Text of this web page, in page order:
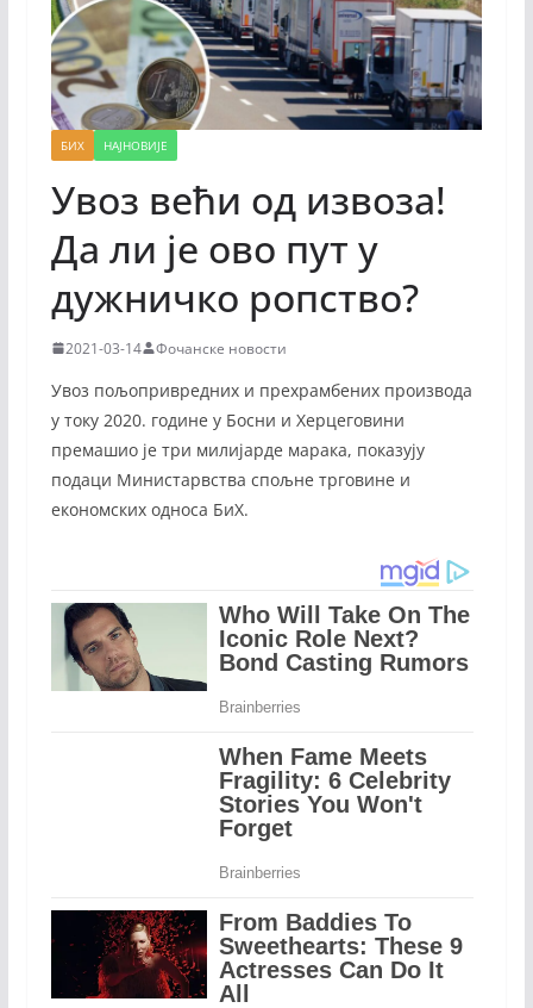
БИХ НАЈНОВИЈЕ
Увоз већи од извоза!
Да ли је ово пут у
дужничко ропство?
2021-03-14 Фочанске новости
Увоз пољопривредних и прехрамбених производа
у току 2020. године у Босни и Херцеговини
премашио је три милијарде марака, показују
подаци Министарвства спољне трговине и
економских односа БиХ.